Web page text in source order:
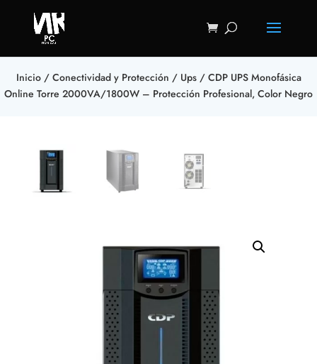
Inicio/ Conectividad y Protección / Ups/ CDP UPS Monofásica
Online Torre 2000VA/1800W – Protección Profesional, Color Negro